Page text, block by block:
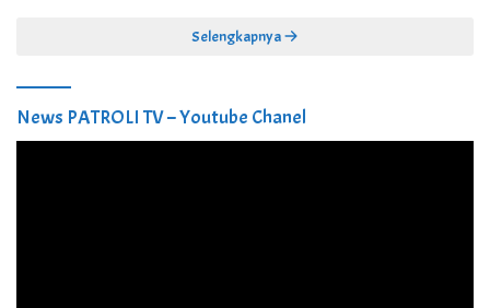
Selengkapnya
News PATROLI TV – Youtube Chanel